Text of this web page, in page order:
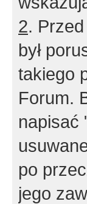
2.
był
takiego
Forum.
napisać
po
jego